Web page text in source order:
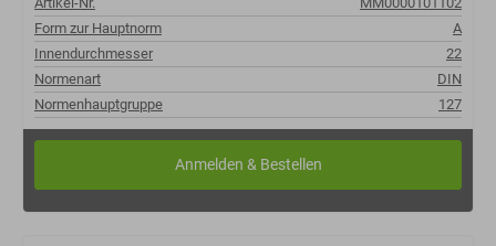
Form zur Hauptnorm
A
Innendurchmesser
22
Normenart
DIN
Normenhauptgruppe
127